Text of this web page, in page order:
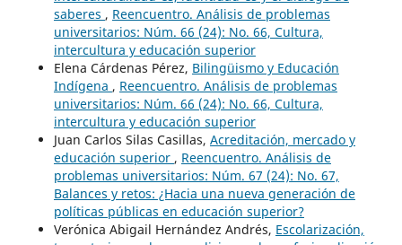
saberes , Reencuentro. Análisis de problemas
universitarios: Núm. 66 (24): No. 66, Cultura,
intercultura y educación superior
Elena Cárdenas Pérez, Bilingüismo y Educación
Indígena , Reencuentro. Análisis de problemas
universitarios: Núm. 66 (24): No. 66, Cultura,
intercultura y educación superior
Juan Carlos Silas Casillas, Acreditación, mercado y
educación superior , Reencuentro. Análisis de
problemas universitarios: Núm. 67 (24): No. 67,
Balances y retos: ¿Hacia una nueva generación de
políticas públicas en educación superior?
Verónica Abigail Hernández Andrés, Escolarización,